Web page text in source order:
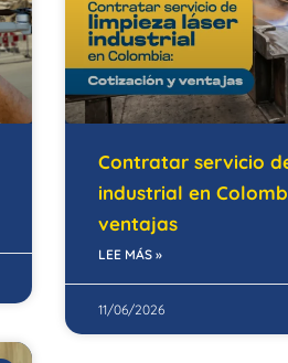
Contratar servicio
industrial en
ventajas
LEE MÁS »
11/06/2026